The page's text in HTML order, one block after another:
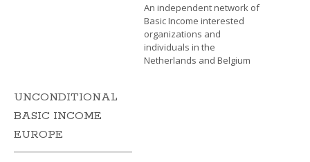
An independent network of
Basic Income interested
organizations and
individuals in the
Netherlands and Belgium
UNCONDITIONAL
BASIC INCOME
EUROPE